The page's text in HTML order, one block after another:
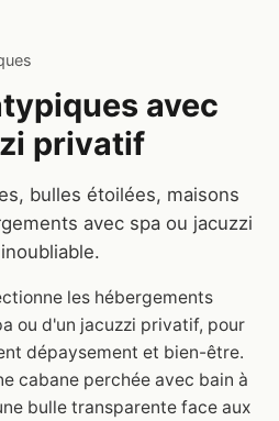
avec
privatif
bulles étoilées, maisons
avec spa ou jacuzzi
les hébergements
ou d'un jacuzzi privatif, pour
dépaysement et bien-être.
cabane perchée avec bain à
bulle transparente face aux